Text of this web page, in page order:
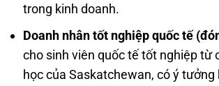
trong kinh doanh.
Doanh nhân tốt nghiệp quốc tế
cho sinh viên quốc tế tốt nghiệp từ
học của Saskatchewan, có ý tưởng